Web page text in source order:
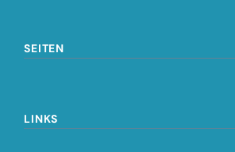
SEITEN
LINKS